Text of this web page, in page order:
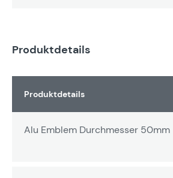
Produktdetails
Produktdetails
Alu Emblem Durchmesser 50mm